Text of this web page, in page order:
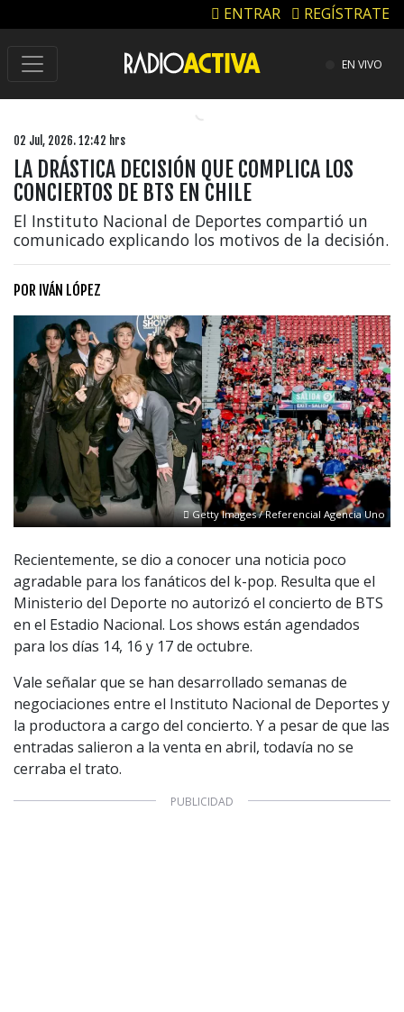
ENTRAR REGÍSTRATE
EN VIVO
02 Jul, 2026. 12:42 hrs
LA DRÁSTICA DECISIÓN QUE COMPLICA LOS
CONCIERTOS DE BTS EN CHILE
El Instituto Nacional de Deportes compartió un
comunicado explicando los motivos de la decisión.
POR IVÁN LÓPEZ
Getty Images / Referencial Agencia Uno
Recientemente, se dio a conocer una noticia poco
agradable para los fanáticos del k-pop. Resulta que el
Ministerio del Deporte no autorizó el concierto de BTS
en el Estadio Nacional. Los shows están agendados
para los días 14, 16 y 17 de octubre.
Vale señalar que se han desarrollado semanas de
negociaciones entre el Instituto Nacional de Deportes y
la productora a cargo del concierto. Y a pesar de que las
entradas salieron a la venta en abril, todavía no se
cerraba el trato.